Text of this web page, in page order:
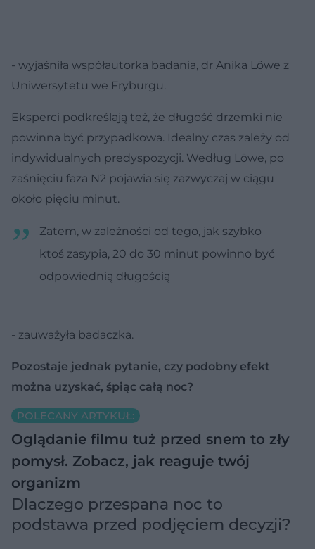
- wyjaśniła współautorka badania, dr Anika Löwe z
Uniwersytetu we Fryburgu.
Eksperci podkreślają też, że długość drzemki nie
powinna być przypadkowa. Idealny czas zależy od
indywidualnych predyspozycji. Według Löwe, po
zaśnięciu faza N2 pojawia się zazwyczaj w ciągu
około pięciu minut.
Zatem, w zależności od tego, jak szybko
ktoś zasypia, 20 do 30 minut powinno być
odpowiednią długością
- zauważyła badaczka.
Pozostaje jednak pytanie, czy podobny efekt
można uzyskać, śpiąc całą noc?
POLECANY ARTYKUŁ:
Oglądanie filmu tuż przed snem to zły
pomysł. Zobacz, jak reaguje twój
organizm
Dlaczego przespana noc to
podstawa przed podjęciem decyzji?